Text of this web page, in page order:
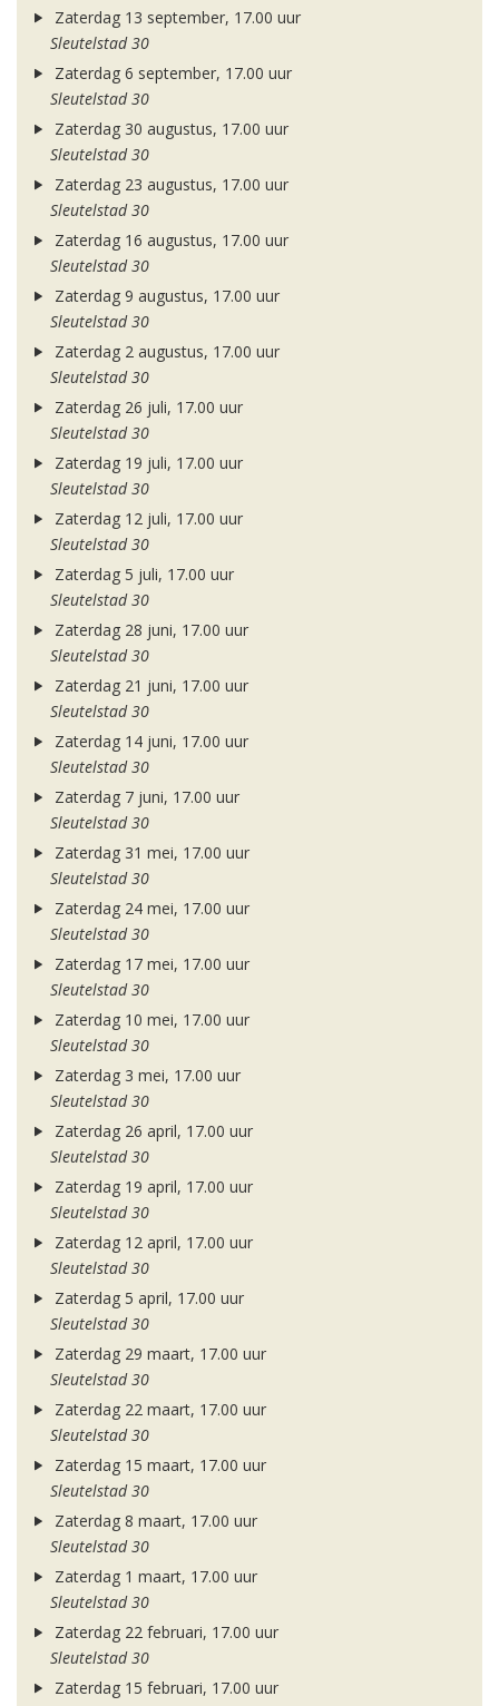
Zaterdag 13 september, 17.00 uur
Sleutelstad 30
Zaterdag 6 september, 17.00 uur
Sleutelstad 30
Zaterdag 30 augustus, 17.00 uur
Sleutelstad 30
Zaterdag 23 augustus, 17.00 uur
Sleutelstad 30
Zaterdag 16 augustus, 17.00 uur
Sleutelstad 30
Zaterdag 9 augustus, 17.00 uur
Sleutelstad 30
Zaterdag 2 augustus, 17.00 uur
Sleutelstad 30
Zaterdag 26 juli, 17.00 uur
Sleutelstad 30
Zaterdag 19 juli, 17.00 uur
Sleutelstad 30
Zaterdag 12 juli, 17.00 uur
Sleutelstad 30
Zaterdag 5 juli, 17.00 uur
Sleutelstad 30
Zaterdag 28 juni, 17.00 uur
Sleutelstad 30
Zaterdag 21 juni, 17.00 uur
Sleutelstad 30
Zaterdag 14 juni, 17.00 uur
Sleutelstad 30
Zaterdag 7 juni, 17.00 uur
Sleutelstad 30
Zaterdag 31 mei, 17.00 uur
Sleutelstad 30
Zaterdag 24 mei, 17.00 uur
Sleutelstad 30
Zaterdag 17 mei, 17.00 uur
Sleutelstad 30
Zaterdag 10 mei, 17.00 uur
Sleutelstad 30
Zaterdag 3 mei, 17.00 uur
Sleutelstad 30
Zaterdag 26 april, 17.00 uur
Sleutelstad 30
Zaterdag 19 april, 17.00 uur
Sleutelstad 30
Zaterdag 12 april, 17.00 uur
Sleutelstad 30
Zaterdag 5 april, 17.00 uur
Sleutelstad 30
Zaterdag 29 maart, 17.00 uur
Sleutelstad 30
Zaterdag 22 maart, 17.00 uur
Sleutelstad 30
Zaterdag 15 maart, 17.00 uur
Sleutelstad 30
Zaterdag 8 maart, 17.00 uur
Sleutelstad 30
Zaterdag 1 maart, 17.00 uur
Sleutelstad 30
Zaterdag 22 februari, 17.00 uur
Sleutelstad 30
Zaterdag 15 februari, 17.00 uur